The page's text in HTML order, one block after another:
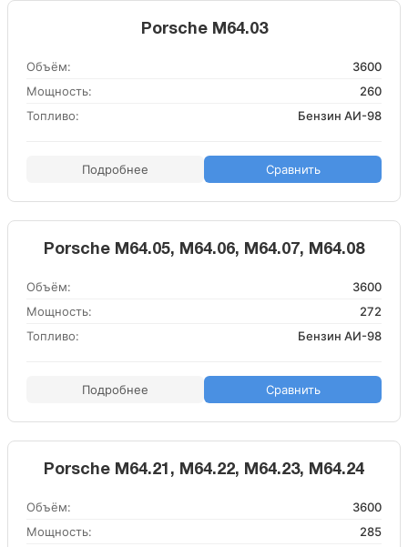
Porsche M64.03
Объём:
3600
Мощность:
260
Топливо:
Бензин АИ-98
Подробнее Сравнить
Porsche M64.05, M64.06, M64.07, M64.08
Объём:
3600
Мощность:
272
Топливо:
Бензин АИ-98
Подробнее Сравнить
Porsche M64.21, M64.22, M64.23, M64.24
Объём:
3600
Мощность:
285